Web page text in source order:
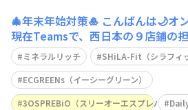
🎄年末年始対策🎍 こんばんは🌙オ
現在Teamsで、西日本の９店鋪の
スコーチャーの浅枝です。 今回の
始太る問題についてです。 年末年
イベントがありますよね？忘年会🍻
新年会🍻 何かと食べること
ミネラルリッチ
SHiLA-Fit（シラフィ
ECGREENs（イーシーグリーン）
3OSPREBiO（スリーオーエスプレバイオ）